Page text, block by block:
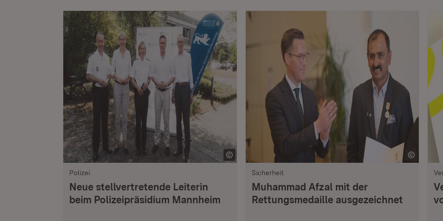
Polizei
Neue stellvertretende Leiterin
beim Polizeipräsidium Mannheim
Sicherheit
Muhammad Afzal mit der
Rettungsmedaille ausgezeichnet